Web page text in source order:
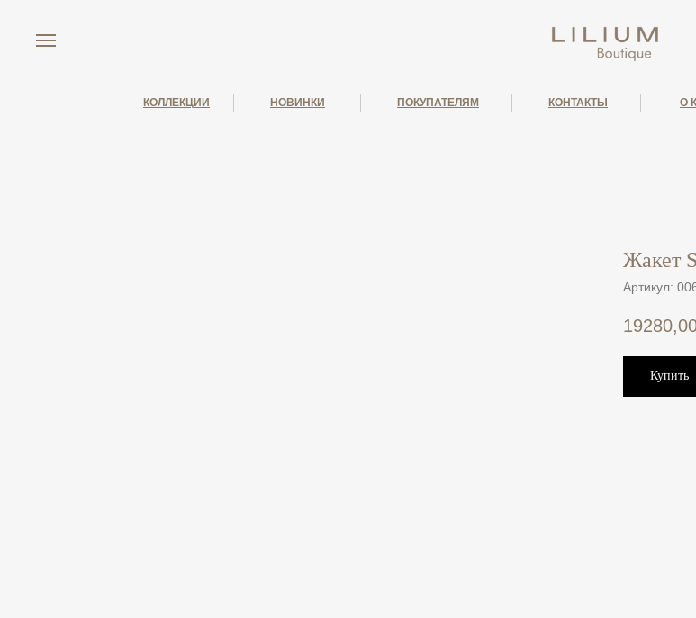
КОЛЛЕКЦИИ НОВИНКИ ПОКУПАТЕЛЯМ КОНТАКТЫ О
Жакет
Артикул:
Купить